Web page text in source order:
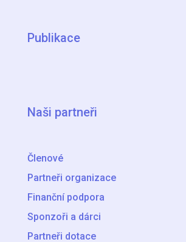
Publikace
Naši partneři
Členové
Partneři organizace
Finanční podpora
Sponzoři a dárci
Partneři dotace